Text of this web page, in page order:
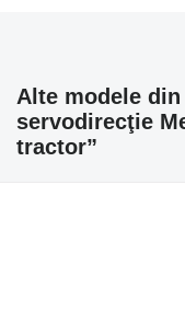
Alte modele
servodirecţie
tractor”